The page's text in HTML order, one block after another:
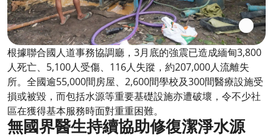
根據聯合國人道事務協調廳，3月底的強震已造成緬甸3,800
人死亡、5,100人受傷、116人失蹤，約207,000人流離失
所。全國逾55,000間房屋、2,600間學校及300間醫療設施受
損或被毀，而包括水源等重要基礎設施亦遭破壞，令不少社
區在獲得基本服務時面對重重困難。
無國界醫生持續協助修復潔淨水源